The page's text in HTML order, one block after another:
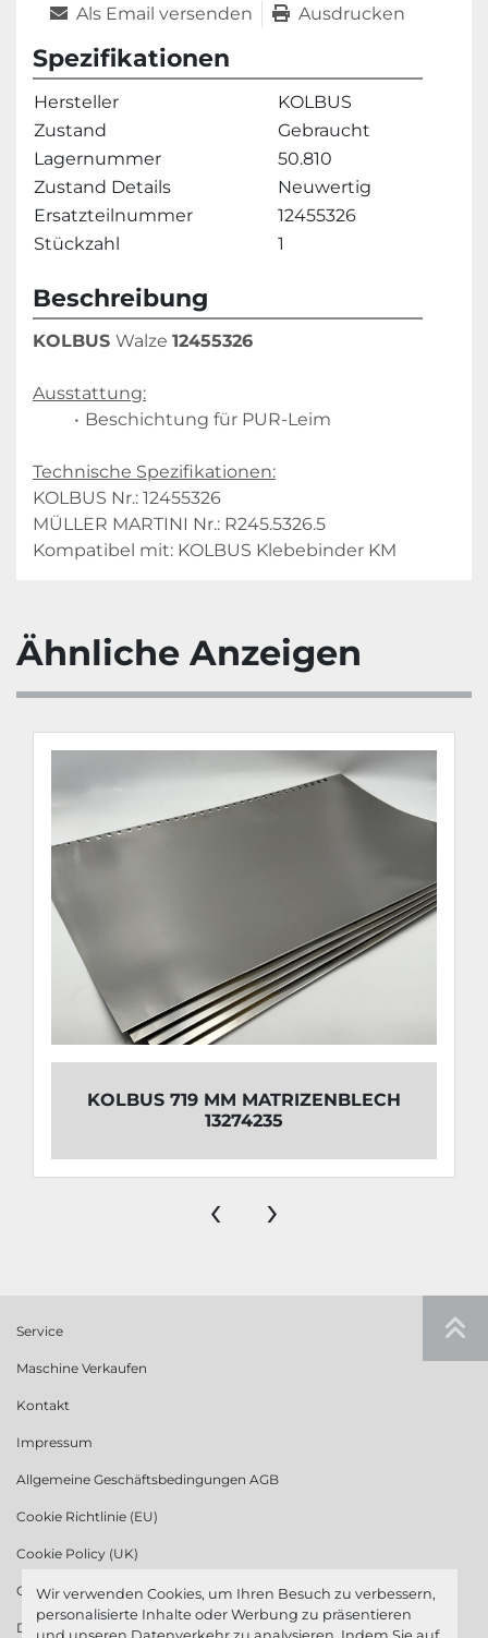
Wir verwenden Cookies, um Ihren Besuch zu verbessern,
personalisierte Inhalte oder Werbung zu präsentieren
Als Email versenden Ausdrucken
Spezifikationen
Hersteller
KOLBUS
Zustand
Gebraucht
Lagernummer
50.810
Zustand Details
Neuwertig
Ersatzteilnummer
12455326
Stückzahl
1
Beschreibung
KOLBUS Walze 12455326
Ausstattung:
Beschichtung für PUR-Leim
Technische Spezifikationen:
KOLBUS Nr.: 12455326
MÜLLER MARTINI Nr.: R245.5326.5
Kompatibel mit: KOLBUS Klebebinder KM
Ähnliche Anzeigen
KOLBUS 719 MM MATRIZENBLECH
13274235
‹ ›
Service
Maschine Verkaufen
Kontakt
Impressum
Allgemeine Geschäftsbedingungen AGB
Cookie Richtlinie (EU)
Cookie Policy (UK)
Cookie Richtlinie (US)
Datenschutzerklärung